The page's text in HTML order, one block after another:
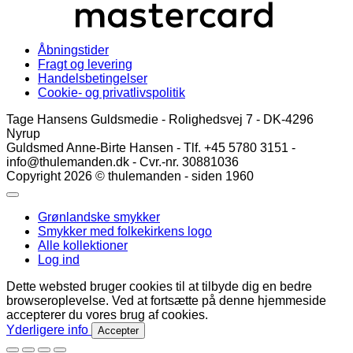
Åbningstider
Fragt og levering
Handelsbetingelser
Cookie- og privatlivspolitik
Tage Hansens Guldsmedie - Rolighedsvej 7 - DK-4296
Nyrup
Guldsmed Anne-Birte Hansen - Tlf. +45 5780 3151 -
info@thulemanden.dk - Cvr.-nr. 30881036
Copyright 2026 © thulemanden - siden 1960
Grønlandske smykker
Smykker med folkekirkens logo
Alle kollektioner
Log ind
Dette websted bruger cookies til at tilbyde dig en bedre
browseroplevelse. Ved at fortsætte på denne hjemmeside
accepterer du vores brug af cookies.
Yderligere info
Accepter